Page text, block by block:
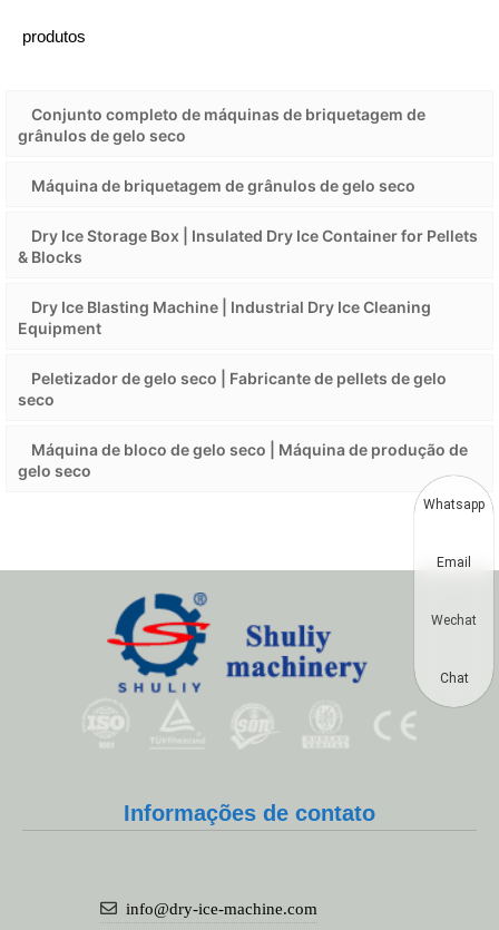
produtos
Conjunto completo de máquinas de briquetagem de
grânulos de gelo seco
Máquina de briquetagem de grânulos de gelo seco
Dry Ice Storage Box | Insulated Dry Ice Container for Pellets
& Blocks
Dry Ice Blasting Machine | Industrial Dry Ice Cleaning
Equipment
Peletizador de gelo seco | Fabricante de pellets de gelo
seco
Máquina de bloco de gelo seco | Máquina de produção de
gelo seco
Informações de contato
info@dry-ice-machine.com
Whatsapp
Email
Wechat
Chat